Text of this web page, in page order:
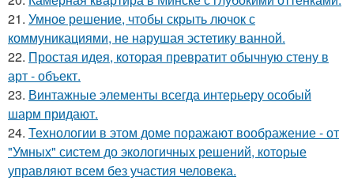
21. Умное решение, чтобы скрыть лючок с
коммуникациями, не нарушая эстетику ванной.
22. Простая идея, которая превратит обычную стену в
арт - объект.
23. Винтажные элементы всегда интерьеру особый
шарм придают.
24. Технологии в этом доме поражают воображение - от
"Умных" систем до экологичных решений, которые
управляют всем без участия человека.